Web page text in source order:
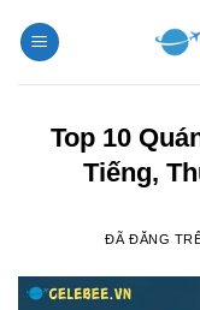
đến
Top 10
Tiếng,
ĐÃ ĐĂNG